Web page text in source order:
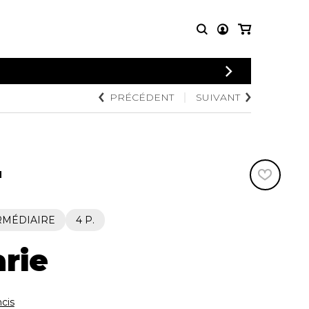
CONNEXION
PARTITIONS
POUR
Quatuor de saxophones
AUTRES
PRODUITS
PRÉCÉDENT SUIVANT
4 P.